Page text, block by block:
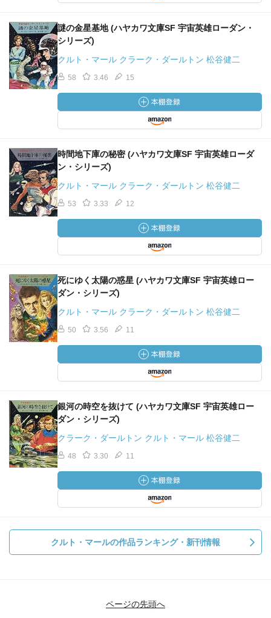
謎の金星基地 (ハヤカワ文庫SF 宇宙英雄ローダン・
シリーズ)
クルト・マール クラーク・ダールトン 松谷健二
58 3.46 15
時間地下庫の秘密 (ハヤカワ文庫SF 宇宙英雄ローダ
ン・シリーズ)
クルト・マール クラーク・ダールトン 松谷健二
53 3.33 12
死にゆく太陽の惑星 (ハヤカワ文庫SF 宇宙英雄ロー
ダン・シリーズ)
クルト・マール クラーク・ダールトン 松谷健二
50 3.56 11
銀河の時空を抜けて (ハヤカワ文庫SF 宇宙英雄ロー
ダン・シリーズ)
クラーク・ダールトン クルト・マール 松谷健二
48 3.30 11
クルト・マールの作品ランキング・新刊情報
ページの先頭へ